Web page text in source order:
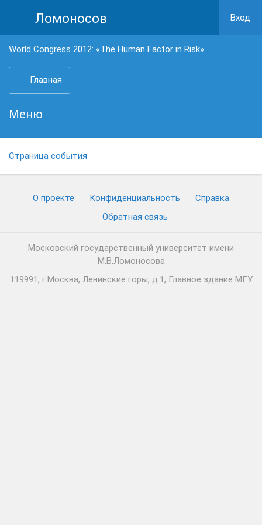
Ломоносов Вход
World Congress 2012: «The Human Factor in Risk»
Главная
Меню
Страница события
О проекте Конфиденциальность
Cправка
Обратная связь
Московский государственный университет имени
М.В.Ломоносова
119991, г.Москва, Ленинские горы, д.1, Главное здание МГУ